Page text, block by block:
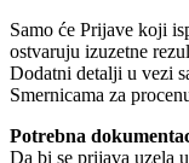
Samo će Prijave koji
ostvaruju izuzetne
Dodatni detalji u vezi
Smernicama za
Potrebna
Da bi se prijava uzela